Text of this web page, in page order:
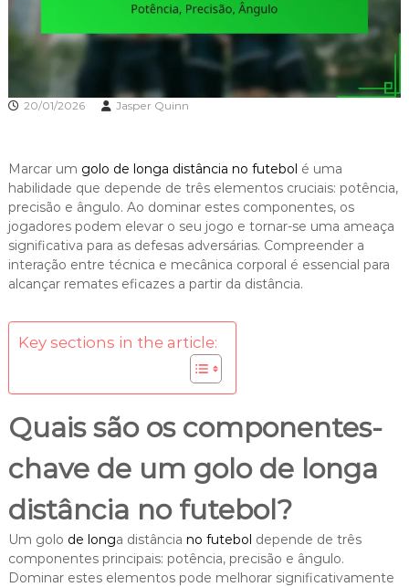
20/01/2026 Jasper Quinn
Marcar um golo de longa distância no futebol é uma
habilidade que depende de três elementos cruciais: potência,
precisão e ângulo. Ao dominar estes componentes, os
jogadores podem elevar o seu jogo e tornar-se uma ameaça
significativa para as defesas adversárias. Compreender a
interação entre técnica e mecânica corporal é essencial para
alcançar remates eficazes a partir da distância.
Key sections in the article:
Quais são os componentes-
chave de um golo de longa
distância no futebol?
Um golo de longa distância no futebol depende de três
componentes principais: potência, precisão e ângulo.
Dominar estes elementos pode melhorar significativamente